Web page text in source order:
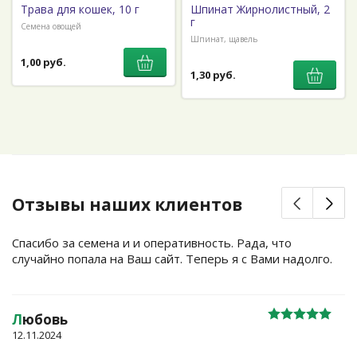
Трава для кошек, 10 г
Семена овощей
1,00 руб.
Шпинат Жирнолистный, 2
г
Шпинат, щавель
1,30 руб.
Отзывы наших клиентов
Спасибо за семена и и оперативность. Рада, что
случайно попала на Ваш сайт. Теперь я с Вами надолго.
Любовь
12.11.2024